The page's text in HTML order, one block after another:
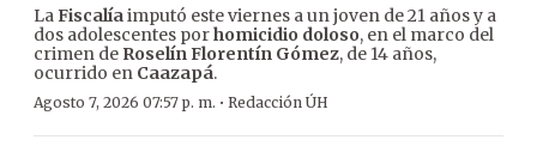
LaFiscalíaimputó este viernes a un joven de 21 años y a
dos adolescentes porhomicidio doloso, en el marco del
crimen de Roselín Florentín Gómez, de 14 años,
ocurrido en Caazapá.
Agosto 7, 2026 07:57 p. m. · Redacción ÚH